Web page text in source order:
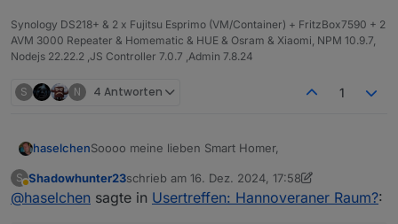
Synology DS218+ & 2 x Fujitsu Esprimo (VM/Container) + FritzBox7590 + 2
AVM 3000 Repeater & Homematic & HUE & Osram & Xiaomi, NPM 10.9.7,
Nodejs 22.22.2 ,JS Controller 7.0.7 ,Admin 7.8.24
S N 4 Antworten 1
haselchenSoooo meine lieben Smart Homer,
was die Jungs aus dem Raum Karlsruhe können,
können die Norddeutschen ja wohl auch
S
Abwesend
Shadowhunter23schrieb am 16. Dez. 2024, 17:58
zuletzt editiert von Shadowhunter23
@haselchen sagte in Usertreffen: Hannoveraner Raum?: